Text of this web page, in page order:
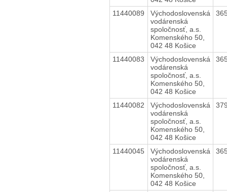
11440089
Východoslovenská
vodárenská
spoločnosť, a.s.
Komenského 50,
042 48 Košice
11440083
Východoslovenská
vodárenská
spoločnosť, a.s.
Komenského 50,
042 48 Košice
11440082
Východoslovenská
vodárenská
spoločnosť, a.s.
Komenského 50,
042 48 Košice
11440045
Východoslovenská
vodárenská
spoločnosť, a.s.
Komenského 50,
042 48 Košice